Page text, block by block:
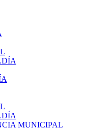
MUNICIPAL